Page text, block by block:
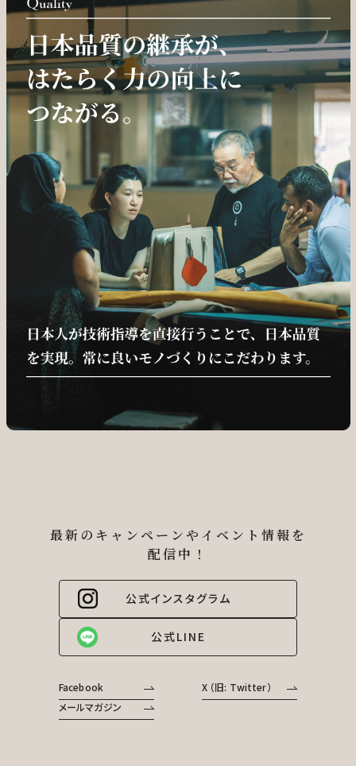
最新のキャンペーンやイベント情報を
配信中！
公式インスタグラム
公式LINE
Facebook
X （旧: Twitter）
メールマガジン